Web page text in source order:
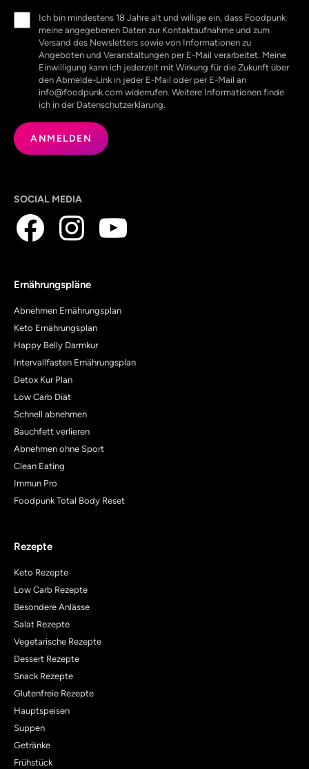
(erforderlich)
Ich bin mindestens 18 Jahre alt und willige ein, dass Foodpunk
meine angegebenen Daten zur Kontaktaufnahme und zum
Versand des Newsletters sowie von Informationen zu
Angeboten und Veranstaltungen per E-Mail verarbeitet. Meine
Einwilligung kann ich jederzeit mit Wirkung für die Zukunft über
den Abmelde-Link in jeder E-Mail oder per E-Mail an
info@foodpunk.com widerrufen. Weitere Informationen finde
ich in der Datenschutzerklärung.
SOCIAL MEDIA
Ernährungspläne
Abnehmen Ernährungsplan
Keto Ernährungsplan
Happy Belly Darmkur
Intervallfasten Ernährungsplan
Detox Kur Plan
Low Carb Diät
Schnell abnehmen
Bauchfett verlieren
Abnehmen ohne Sport
Clean Eating
Immun Pro
Foodpunk Total Body Reset
Rezepte
Keto Rezepte
Low Carb Rezepte
Besondere Anlässe
Salat Rezepte
Vegetarische Rezepte
Dessert Rezepte
Snack Rezepte
Glutenfreie Rezepte
Hauptspeisen
Suppen
Getränke
Frühstück